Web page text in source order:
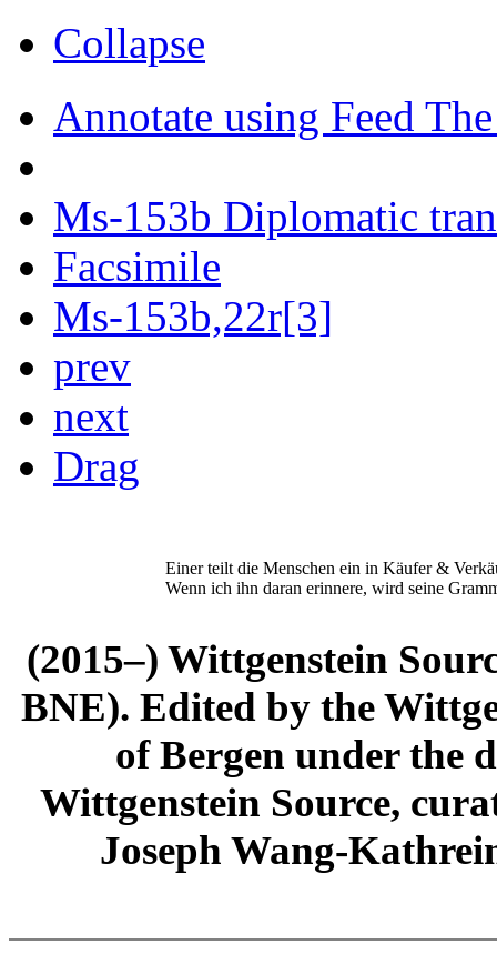
Collapse
Annotate using Feed
Ms-153b Diplomatic
Facsimile
Ms-153b,22r[3]
prev
next
Drag
Einer teilt die Menschen ein in Käufer &
Wenn ich ihn daran erinnere, wird seine
(2015–) Wittgenstein
BNE). Edited by the
of Bergen under the
Wittgenstein Source,
Joseph Wang-